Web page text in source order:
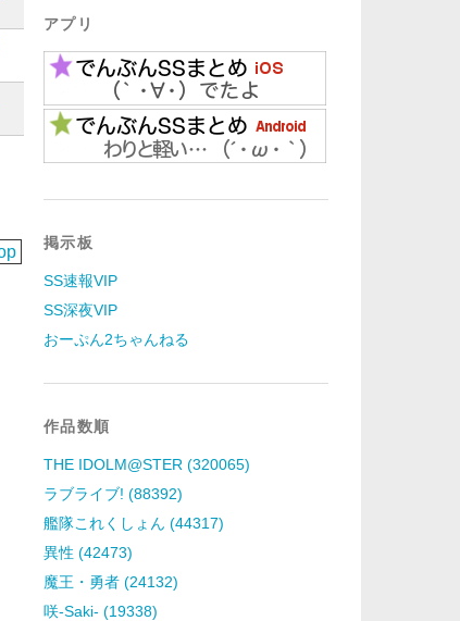
アプリ
掲示板
SS速報VIP
SS深夜VIP
おーぷん2ちゃんねる
作品数順
THE IDOLM@STER (320065)
ラブライブ! (88392)
艦隊これくしょん (44317)
異性 (42473)
魔王・勇者 (24132)
咲-Saki- (19338)